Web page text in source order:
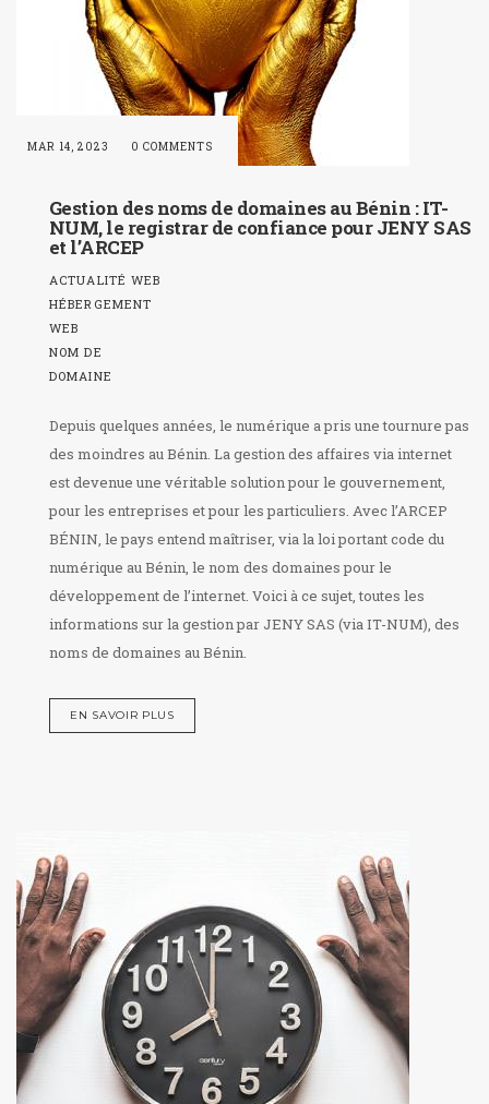
MAR 14, 2023 0 COMMENTS
Gestion des noms de domaines au Bénin : IT-
NUM, le registrar de confiance pour JENY SAS
et l’ARCEP
ACTUALITÉ WEB
HÉBERGEMENT
WEB
NOM DE
DOMAINE
Depuis quelques années, le numérique a pris une tournure pas
des moindres au Bénin. La gestion des affaires via internet
est devenue une véritable solution pour le gouvernement,
pour les entreprises et pour les particuliers. Avec l’ARCEP
BÉNIN, le pays entend maîtriser, via la loi portant code du
numérique au Bénin, le nom des domaines pour le
développement de l’internet. Voici à ce sujet, toutes les
informations sur la gestion par JENY SAS (via IT-NUM), des
noms de domaines au Bénin.
EN SAVOIR PLUS